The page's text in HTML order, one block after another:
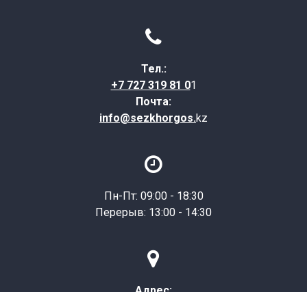

Тел.:
+7 727 319 81 01
Почта:
info@sezkhorgos.kz

Пн-Пт: 09:00 - 18:30
Перерыв: 13:00 - 14:30
